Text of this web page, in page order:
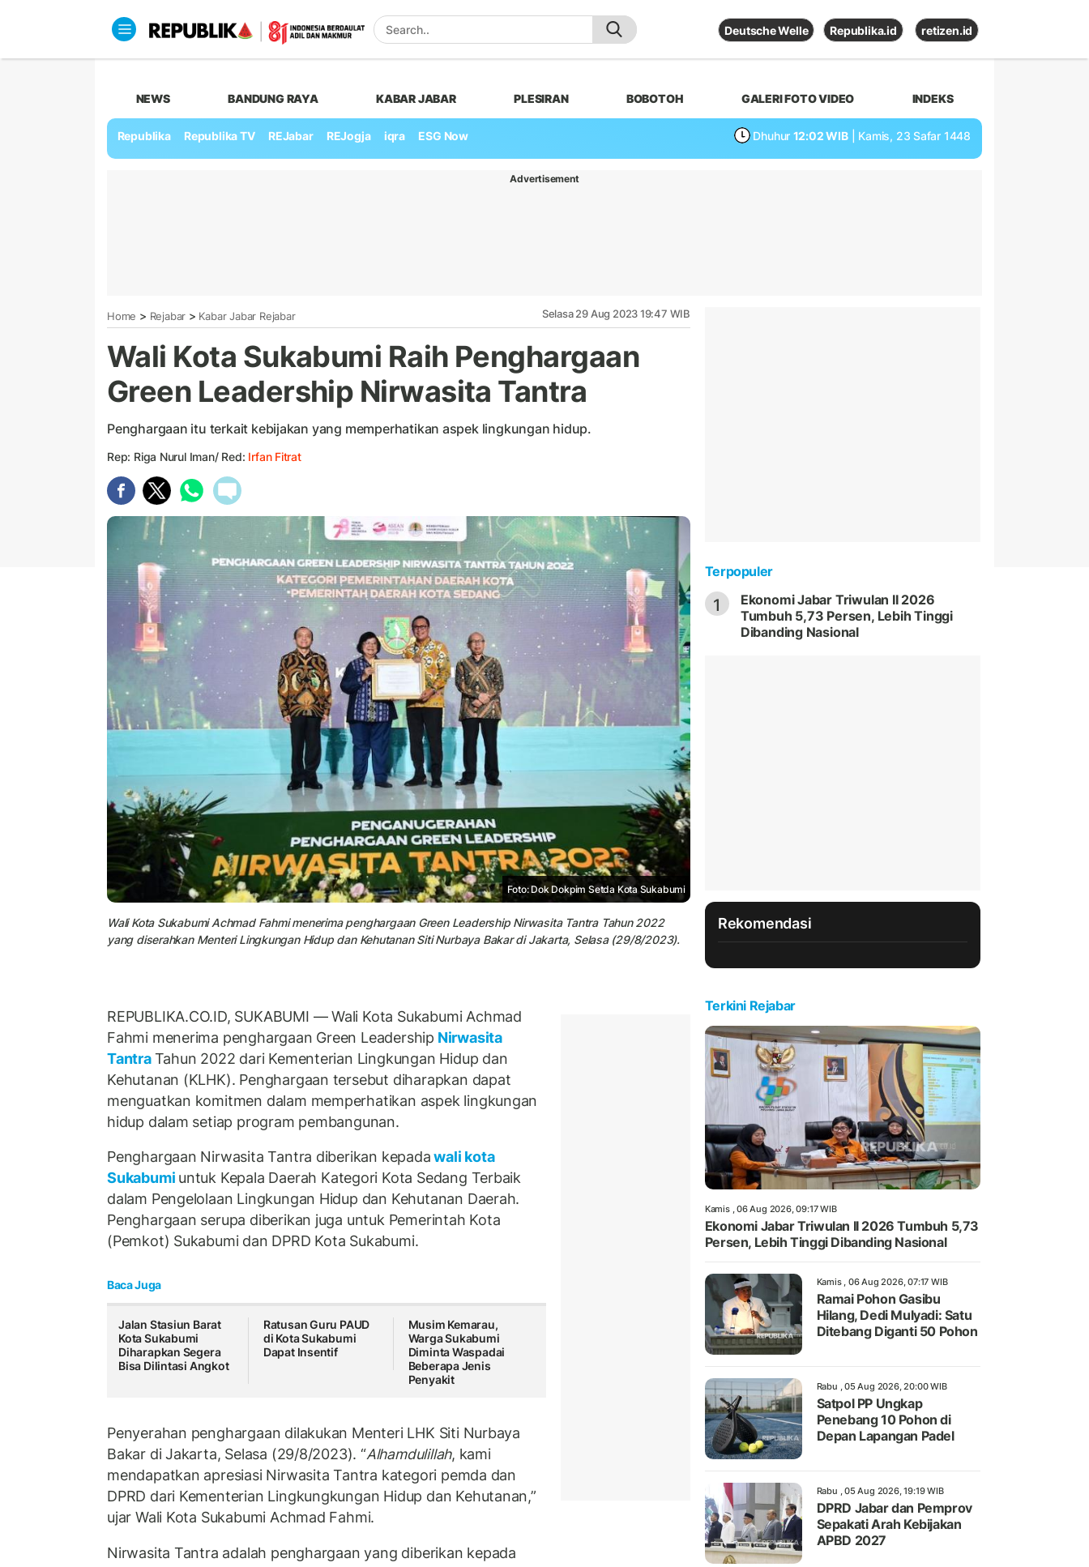
Deutsche Welle Republika.id retizen.id
NEWS BANDUNG RAYA KABAR JABAR PLESIRAN BOBOTOH GALERI FOTO VIDEO INDEKS
Republika Republika TV REJabar REJogja iqra ESG Now Dhuhur 12:02 WIB | Kamis, 23 Safar 1448
Advertisement
Home > Rejabar > Kabar Jabar Rejabar Selasa 29 Aug 2023 19:47 WIB
Wali Kota Sukabumi Raih Penghargaan
Green Leadership Nirwasita Tantra
Penghargaan itu terkait kebijakan yang memperhatikan aspek lingkungan hidup.
Rep: Riga Nurul Iman/ Red: Irfan Fitrat
Foto: Dok Dokpim Setda Kota Sukabumi
Wali Kota Sukabumi Achmad Fahmi menerima penghargaan Green Leadership Nirwasita Tantra Tahun 2022
yang diserahkan Menteri Lingkungan Hidup dan Kehutanan Siti Nurbaya Bakar di Jakarta, Selasa (29/8/2023).
REPUBLIKA.CO.ID, SUKABUMI — Wali Kota Sukabumi Achmad
Fahmi menerima penghargaan Green Leadership Nirwasita
TantraTahun 2022 dari Kementerian Lingkungan Hidup dan
Kehutanan (KLHK). Penghargaan tersebut diharapkan dapat
menguatkan komitmen dalam memperhatikan aspek lingkungan
hidup dalam setiap program pembangunan.
Penghargaan Nirwasita Tantra diberikan kepadawali kota
Sukabumi untuk Kepala Daerah Kategori Kota Sedang Terbaik
dalam Pengelolaan Lingkungan Hidup dan Kehutanan Daerah.
Penghargaan serupa diberikan juga untuk Pemerintah Kota
(Pemkot) Sukabumi dan DPRD Kota Sukabumi.
Baca Juga
Jalan Stasiun Barat
Kota Sukabumi
Diharapkan Segera
Bisa Dilintasi Angkot
Ratusan Guru PAUD
di Kota Sukabumi
Dapat Insentif
Musim Kemarau,
Warga Sukabumi
Diminta Waspadai
Beberapa Jenis
Penyakit
Penyerahan penghargaan dilakukan Menteri LHK Siti Nurbaya
Bakar di Jakarta, Selasa (29/8/2023). “Alhamdulillah, kami
mendapatkan apresiasi Nirwasita Tantra kategori pemda dan
DPRD dari Kementerian Lingkungkungan Hidup dan Kehutanan,”
ujar Wali Kota Sukabumi Achmad Fahmi.
Nirwasita Tantra adalah penghargaan yang diberikan kepada
Terpopuler
1
Ekonomi Jabar Triwulan II 2026
Tumbuh 5,73 Persen, Lebih Tinggi
Dibanding Nasional
Rekomendasi
Terkini Rejabar
Kamis , 06 Aug 2026, 09:17 WIB
Ekonomi Jabar Triwulan II 2026 Tumbuh 5,73
Persen, Lebih Tinggi Dibanding Nasional
Kamis , 06 Aug 2026, 07:17 WIB
Ramai Pohon Gasibu
Hilang, Dedi Mulyadi: Satu
Ditebang Diganti 50 Pohon
Rabu , 05 Aug 2026, 20:00 WIB
Satpol PP Ungkap
Penebang 10 Pohon di
Depan Lapangan Padel
Rabu , 05 Aug 2026, 19:19 WIB
DPRD Jabar dan Pemprov
Sepakati Arah Kebijakan
APBD 2027